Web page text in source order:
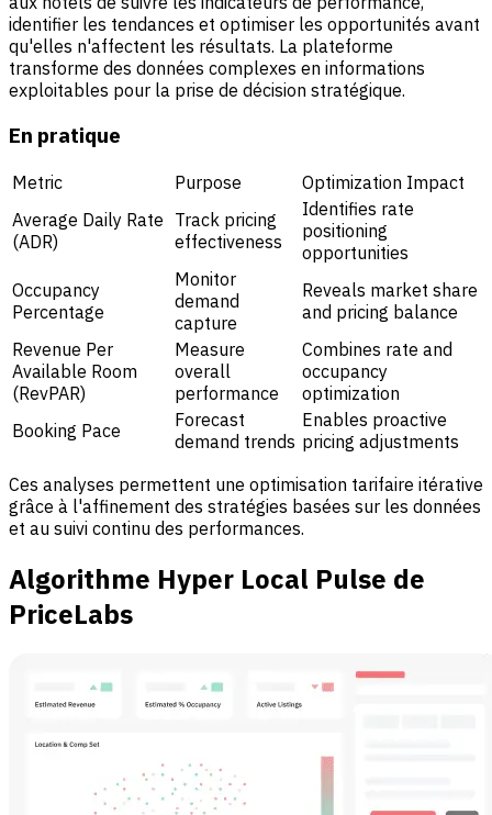
identifier les tendances et optimiser les opportunités avant
qu'elles n'affectent les résultats. La plateforme
transforme des données complexes en informations
exploitables pour la prise de décision stratégique.
En pratique
Metric Purpose
Optimization Impact
Average Daily Rate
(ADR)
Track pricing
effectiveness
Identifies rate
positioning
opportunities
Occupancy
Percentage
Monitor
demand
capture
Reveals market share
and pricing balance
Revenue Per
Available Room
(RevPAR)
Measure
overall
performance
Combines rate and
occupancy
optimization
Booking Pace
Forecast
demand trends
Enables proactive
pricing adjustments
Ces analyses permettent une optimisation tarifaire itérative
grâce à l'affinement des stratégies basées sur les données
et au suivi continu des performances.
Algorithme Hyper Local Pulse de
PriceLabs